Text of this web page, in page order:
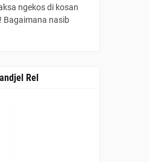
ngekos di kosan
Bagaimana nasib
Rel